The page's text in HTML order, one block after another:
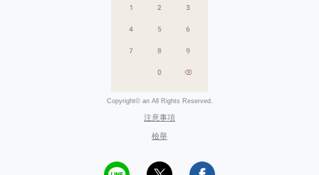
Copyright© an All Rights Reserved.
注意事項
檢舉